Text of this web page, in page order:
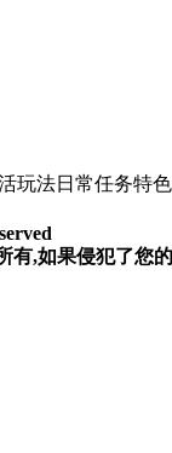
玩法日常任务特
,如果侵犯了您